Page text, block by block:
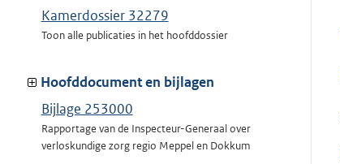
Kamerdossier 32279
Toon alle publicaties in het hoofddossier
Hoofddocument en bijlagen
Bijlage 253000
Rapportage van de Inspecteur-Generaal over
verloskundige zorg regio Meppel en Dokkum